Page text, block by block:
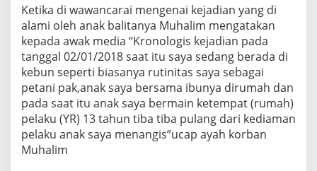
K
a
d
i
l
a
n
Ketika di wawancarai mengenai kejadian yang di
alami oleh anak balitanya Muhalim mengatakan
kepada awak media “Kronologis kejadian pada
tanggal 02/01/2018 saat itu saya sedang berada di
kebun seperti biasanya rutinitas saya sebagai
petani pak,anak saya bersama ibunya dirumah dan
pada saat itu anak saya bermain ketempat (rumah)
pelaku (YR) 13 tahun tiba tiba pulang dari kediaman
pelaku anak saya menangis”ucap ayah korban
Muhalim